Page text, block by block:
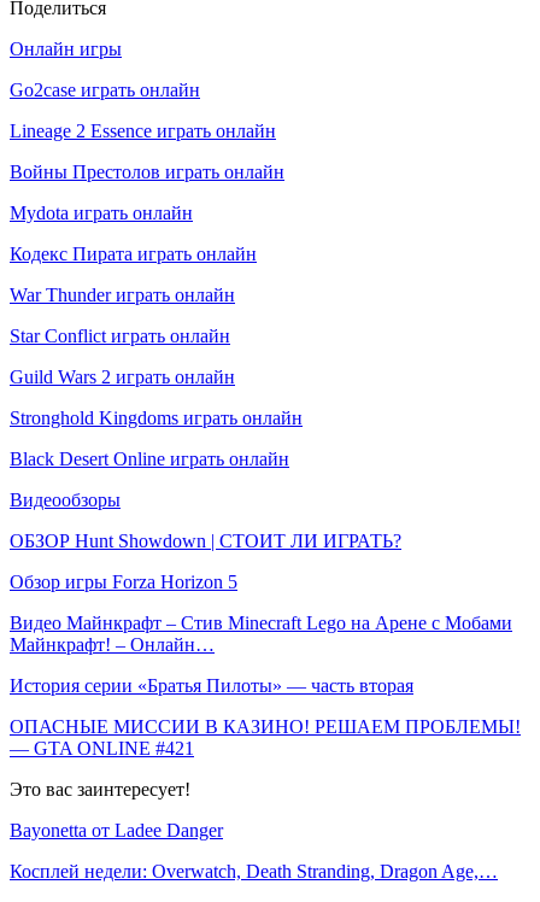
Поделиться
Онлайн игры
Go2case играть онлайн
Lineage 2 Essence играть онлайн
Войны Престолов играть онлайн
Mydota играть онлайн
Кодекс Пирата играть онлайн
War Thunder играть онлайн
Star Conflict играть онлайн
Guild Wars 2 играть онлайн
Stronghold Kingdoms играть онлайн
Black Desert Online играть онлайн
Видеообзоры
ОБЗОР Hunt Showdown | СТОИТ ЛИ ИГРАТЬ?
Обзор игры Forza Horizon 5
Видео Майнкрафт – Стив Minecraft Lego на Арене с Мобами
Майнкрафт! – Онлайн…
История серии «Братья Пилоты» — часть вторая
ОПАСНЫЕ МИССИИ В КАЗИНО! РЕШАЕМ ПРОБЛЕМЫ!
— GTA ONLINE #421
Это вас заинтересует!
Bayonetta от Ladee Danger
Косплей недели: Overwatch, Death Stranding, Dragon Age,…